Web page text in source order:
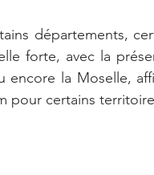
départements,
forte, avec la
encore la Moselle,
pour certains